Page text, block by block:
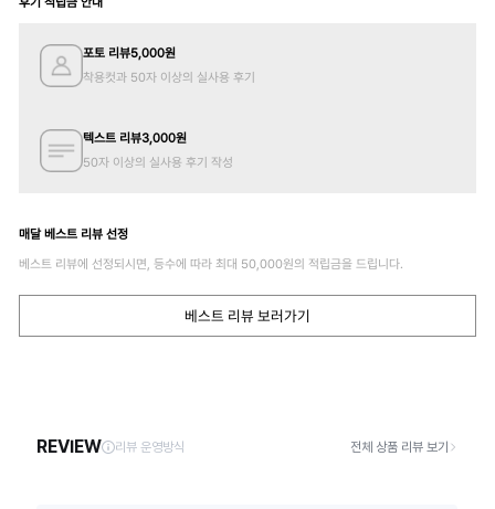
포토 리뷰5,000원
착용컷과 50자 이상의 실사용 후기
텍스트 리뷰3,000원
50자 이상의 실사용 후기 작성
매달 베스트 리뷰 선정
베스트 리뷰에 선정되시면, 등수에 따라 최대 50,000원의 적립금을 드립니다.
베스트 리뷰 보러가기